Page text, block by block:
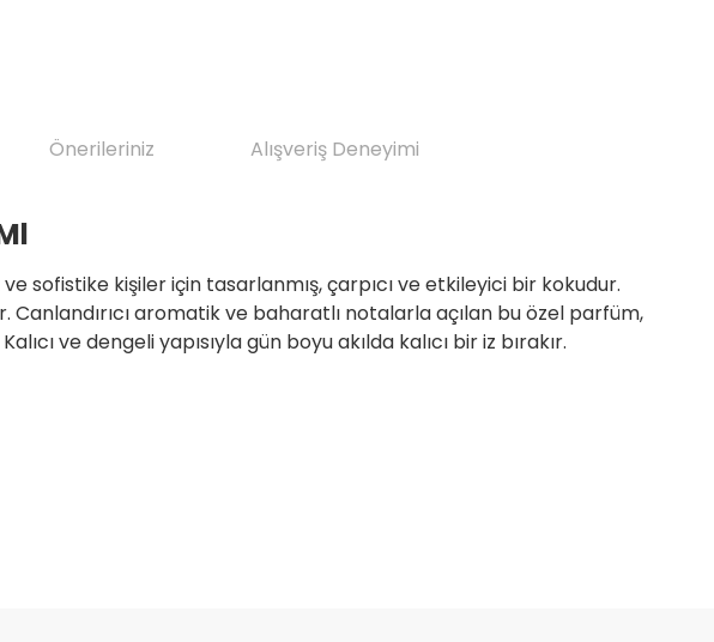
Önerileriniz Alışveriş Deneyimi
sofistike kişiler için tasarlanmış, çarpıcı ve etkileyici bir kokudur.
Canlandırıcı aromatik ve baharatlı notalarla açılan bu özel parfüm,
ve dengeli yapısıyla gün boyu akılda kalıcı bir iz bırakır.